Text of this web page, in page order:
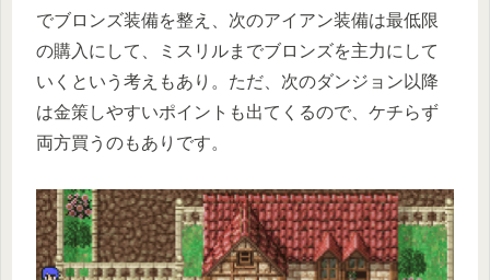
でブロンズ装備を整え、次のアイアン装備は最低限
の購入にして、ミスリルまでブロンズを主力にして
いくという考えもあり。ただ、次のダンジョン以降
は金策しやすいポイントも出てくるので、ケチらず
両方買うのもありです。